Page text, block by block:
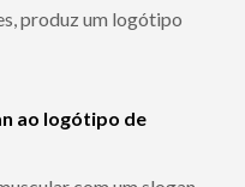
produz um logótipo
ao logótipo de